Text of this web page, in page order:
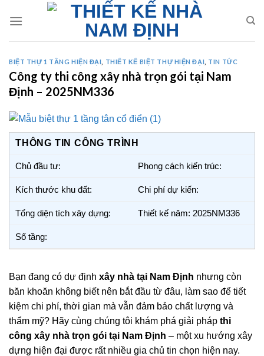
BIỆT THỰ 1 TẦNG HIỆN ĐẠI THIẾT KẾ BIỆT THỰ HIỆN ĐẠI TIN TỨC
Công ty thi công xây nhà trọn gói tại Nam
Định – 2025NM336
THÔNG TIN CÔNG TRÌNH
Chủ đầu tư: Phong cách kiến trúc:
Kích thước khu đất: Chi phí dự kiến:
Tổng diện tích xây dựng: Thiết kế năm: 2025NM336
Số tầng:
Bạn đang có dự định xây nhà tại Nam Định nhưng còn
băn khoăn không biết nên bắt đầu từ đâu, làm sao để tiết
kiệm chi phí, thời gian mà vẫn đảm bảo chất lượng và
thẩm mỹ? Hãy cùng chúng tôi khám phá giải pháp thi
công xây nhà trọn gói tại Nam Định – một xu hướng xây
dựng hiện đại được rất nhiều gia chủ tin chọn hiện nay.